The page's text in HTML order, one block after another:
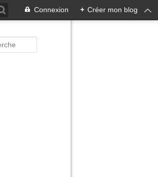
Connexion + Créer mon blog